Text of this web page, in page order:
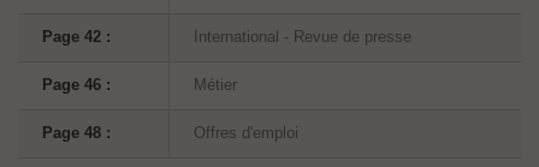
Page 42 : International - Revue de presse
Page 46 : Métier
Page 48 : Offres d'emploi